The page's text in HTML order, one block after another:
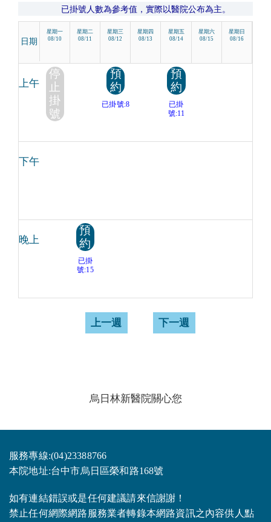
已掛號人數為參考值，實際以醫院公布為主。
日期
星期一
08/10
星期二
08/11
星期三
08/12
星期四
08/13
星期五
08/14
星期六
08/15
星期日
08/16
上午
停
止
掛
號
預
約
已掛號:8
預
約
已掛
號:11
下午
晚上
預
約
已掛
號:15
上一週 下一週
烏日林新醫院關心您
服務專線:(04)23388766
本院地址:台中市烏日區榮和路168號
如有連結錯誤或是任何建議請來信謝謝！
禁止任何網際網路服務業者轉錄本網路資訊之內容供人點